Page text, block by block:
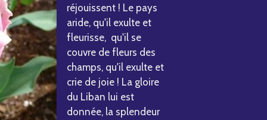
réjouissent ! Le pays
aride, qu'il exulte et
fleurisse, qu'il se
couvre de fleurs des
champs, qu'il exulte et
crie de joie ! La gloire
du Liban lui est
donnée, la splendeur